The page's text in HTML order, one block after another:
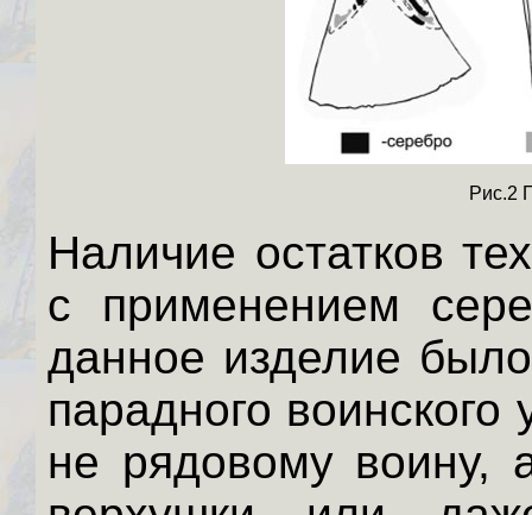
Рис.2
Наличие остатков
с применением
данное изделие
парадного
не рядовому воину,